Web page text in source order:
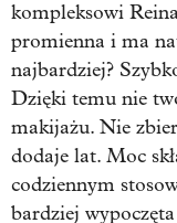
kompleksowi
promienna i ma
najbardziej?
Dzięki temu nie
makijażu. Nie
dodaje lat. Moc
codziennym
bardziej